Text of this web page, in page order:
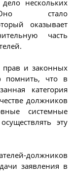
нескольких
Оно стало
оказывает
часть
прав и законных
помнить, что в
категория
должников
системные
эту
должников
заявления в